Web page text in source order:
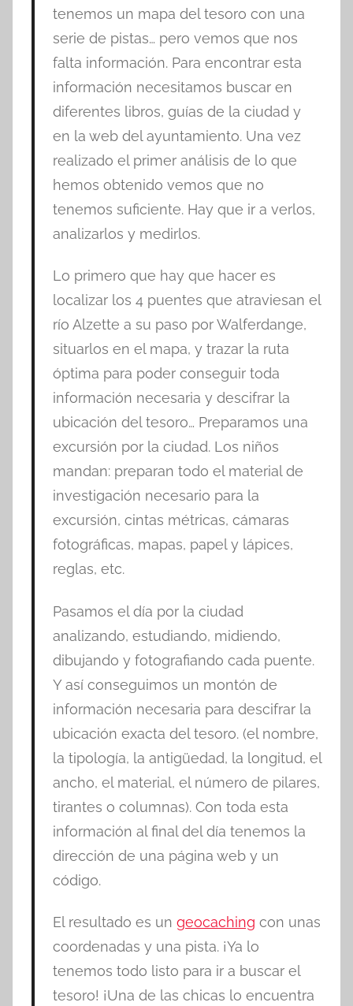
tenemos un mapa del tesoro con una
serie de pistas… pero vemos que nos
falta información. Para encontrar esta
información necesitamos buscar en
diferentes libros, guías de la ciudad y
en la web del ayuntamiento. Una vez
realizado el primer análisis de lo que
hemos obtenido vemos que no
tenemos suficiente. Hay que ir a verlos,
analizarlos y medirlos.
Lo primero que hay que hacer es
localizar los 4 puentes que atraviesan el
río Alzette a su paso por Walferdange,
situarlos en el mapa, y trazar la ruta
óptima para poder conseguir toda
información necesaria y descifrar la
ubicación del tesoro… Preparamos una
excursión por la ciudad. Los niños
mandan: preparan todo el material de
investigación necesario para la
excursión, cintas métricas, cámaras
fotográficas, mapas, papel y lápices,
reglas, etc.
Pasamos el día por la ciudad
analizando, estudiando, midiendo,
dibujando y fotografiando cada puente.
Y así conseguimos un montón de
información necesaria para descifrar la
ubicación exacta del tesoro. (el nombre,
la tipología, la antigüedad, la longitud, el
ancho, el material, el número de pilares,
tirantes o columnas). Con toda esta
información al final del día tenemos la
dirección de una página web y un
código.
El resultado es un geocaching con unas
coordenadas y una pista. ¡Ya lo
tenemos todo listo para ir a buscar el
tesoro! ¡Una de las chicas lo encuentra